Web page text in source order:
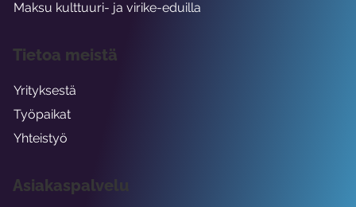
Asiakaspalvelu
Maksu kulttuuri- ja virike-eduilla
Tietoa meistä
Yrityksestä
Työpaikat
Yhteistyö